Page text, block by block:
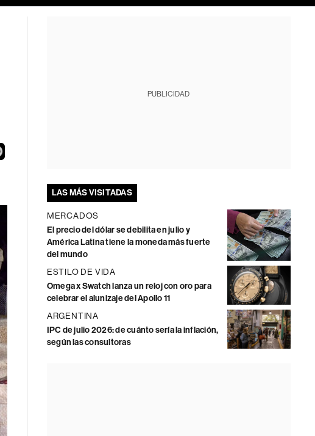
PUBLICIDAD
LAS MÁS VISITADAS
MERCADOS
El precio del dólar se debilita en julio y
América Latina tiene la moneda más fuerte
del mundo
ESTILO DE VIDA
Omega x Swatch lanza un reloj con oro para
celebrar el alunizaje del Apollo 11
ARGENTINA
IPC de julio 2026: de cuánto sería la inflación,
según las consultoras